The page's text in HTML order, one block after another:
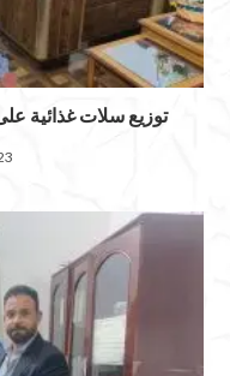
توزيع سلات غذائية